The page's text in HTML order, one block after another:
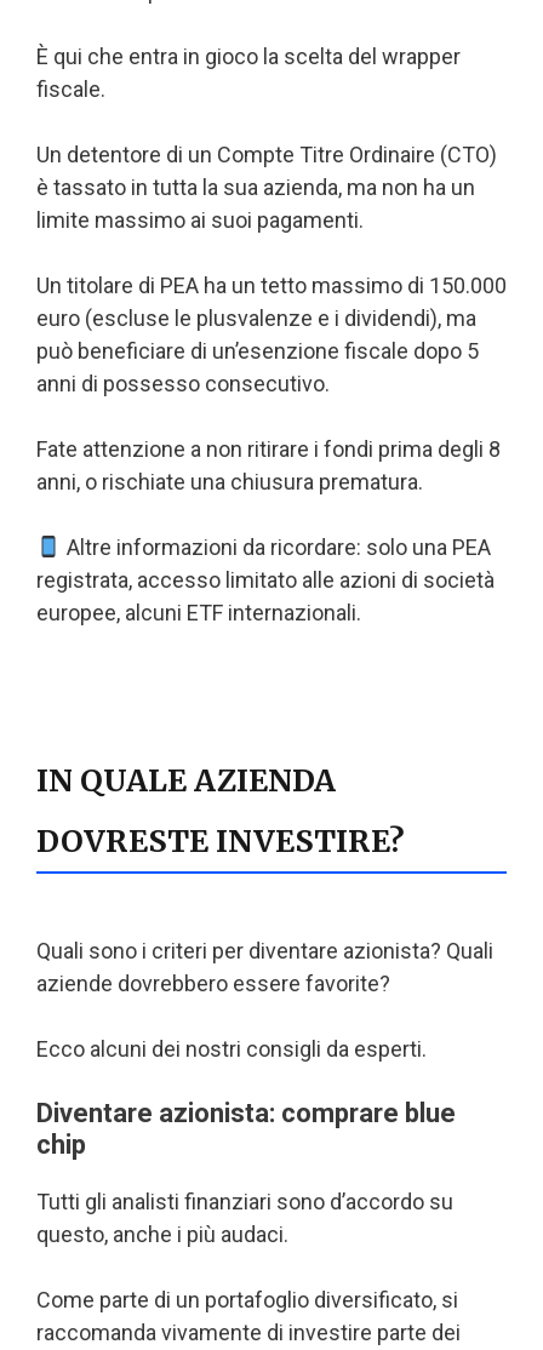
È qui che entra in gioco la scelta del wrapper
fiscale.
Un detentore di un Compte Titre Ordinaire (CTO)
è tassato in tutta la sua azienda, ma non ha un
limite massimo ai suoi pagamenti.
Un titolare di PEA ha un tetto massimo di 150.000
euro (escluse le plusvalenze e i dividendi), ma
può beneficiare di un’esenzione fiscale dopo 5
anni di possesso consecutivo.
Fate attenzione a non ritirare i fondi prima degli 8
anni, o rischiate una chiusura prematura.
Altre informazioni da ricordare: solo una PEA
registrata, accesso limitato alle azioni di società
europee, alcuni ETF internazionali.
IN QUALE AZIENDA
DOVRESTE INVESTIRE?
Quali sono i criteri per diventare azionista? Quali
aziende dovrebbero essere favorite?
Ecco alcuni dei nostri consigli da esperti.
Diventare azionista: comprare blue
chip
Tutti gli analisti finanziari sono d’accordo su
questo, anche i più audaci.
Come parte di un portafoglio diversificato, si
raccomanda vivamente di investire parte dei